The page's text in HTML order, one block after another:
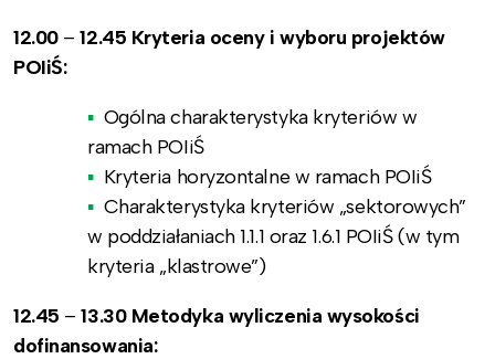
12.00 – 12.45 Kryteria oceny i wyboru projektów
POIiŚ:
Ogólna charakterystyka kryteriów w
ramach POIiŚ
Kryteria horyzontalne w ramach POIiŚ
Charakterystyka kryteriów „sektorowych”
w poddziałaniach 1.1.1 oraz 1.6.1 POIiŚ (w tym
kryteria „klastrowe”)
12.45 – 13.30 Metodyka wyliczenia wysokości
dofinansowania: